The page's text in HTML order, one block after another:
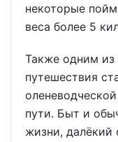
некоторые
веса более 5
Также одним
путешествия
пути. Быт и
жизни, далёкий